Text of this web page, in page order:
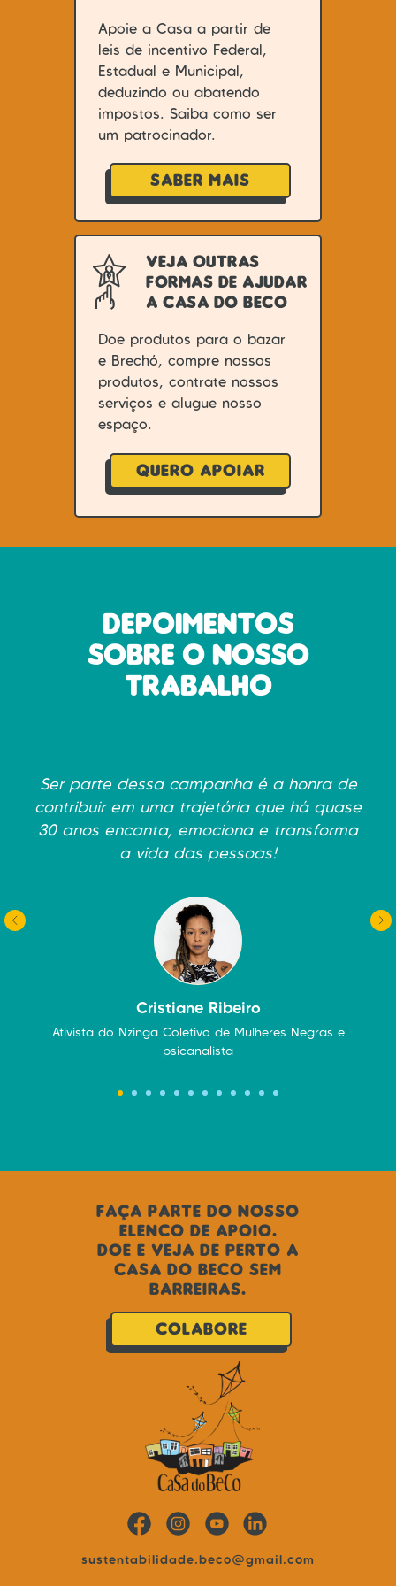
Apoie a Casa a partir de
leis de incentivo Federal,
Estadual e Municipal,
deduzindo ou abatendo
impostos. Saiba como ser
um patrocinador.
VEJA OUTRAS
FORMAS DE AJUDAR
A CASA DO BECO
Doe produtos para o bazar
e Brechó, compre nossos
produtos, contrate nossos
serviços e alugue nosso
espaço.
SABER MAIS
QUERO APOIAR
Depoimentos
sobre o nosso
trabalho
Ser parte dessa campanha é a honra de
contribuir em uma trajetória que há quase
30 anos encanta, emociona e transforma
a vida das pessoas!
Cristiane Ribeiro
Ativista do Nzinga Coletivo de Mulheres Negras e
psicanalista
sustentabilidade.beco@gmail.com
Faça parte do nosso
ELENCO DE APOIO.
Doe e veja de perto a
Casa do Beco sem
barreiras.
COLABORE